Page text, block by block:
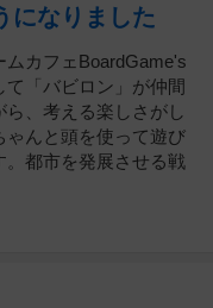
になりました
ムカフェBoardGame's
「バビロン」が仲間
ら、考える楽しさがし
ゃんと頭を使って遊び
。都市を発展させる戦